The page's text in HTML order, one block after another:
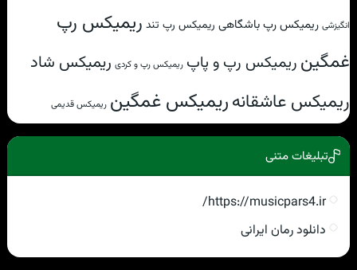
انگیزشی ریمیکس رپ باشگاهی ریمیکس رپ تند ریمیکس رپ
غمگین ریمیکس رپ و پاپ ریمیکس رپ و کردی ریمیکس شاد
ریمیکس عاشقانهریمیکس غمگین ریمیکس قدیمی
تبلیغات متنی
https://musicpars4.ir/
دانلود رمان ایرانی